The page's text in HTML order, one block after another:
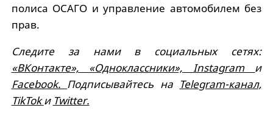
полиса ОСАГО и управление автомобилем без
прав.
Следите за нами в социальных сетях:
«ВКонтакте», «Одноклассники», Instagram и
Facebook. Подписывайтесь на Telegram-канал,
TikTokи Twitter.